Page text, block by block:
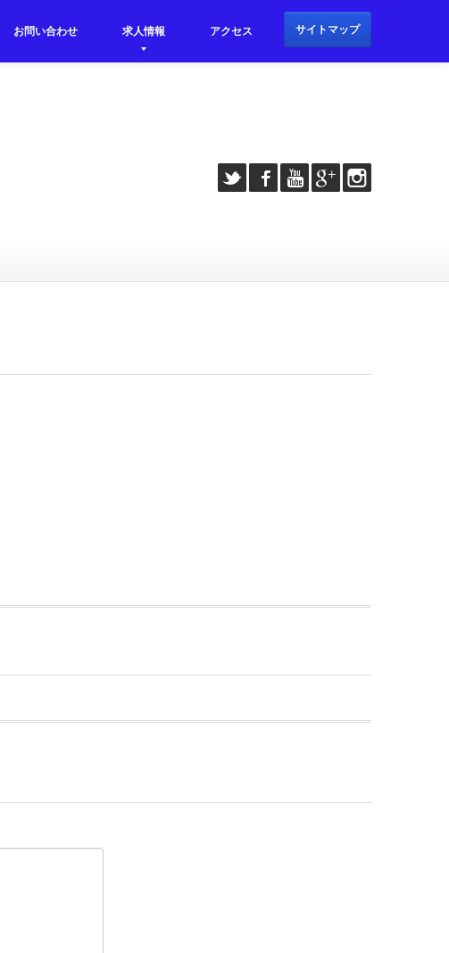
お問い合わせ 求人情報 アクセス サイトマップ